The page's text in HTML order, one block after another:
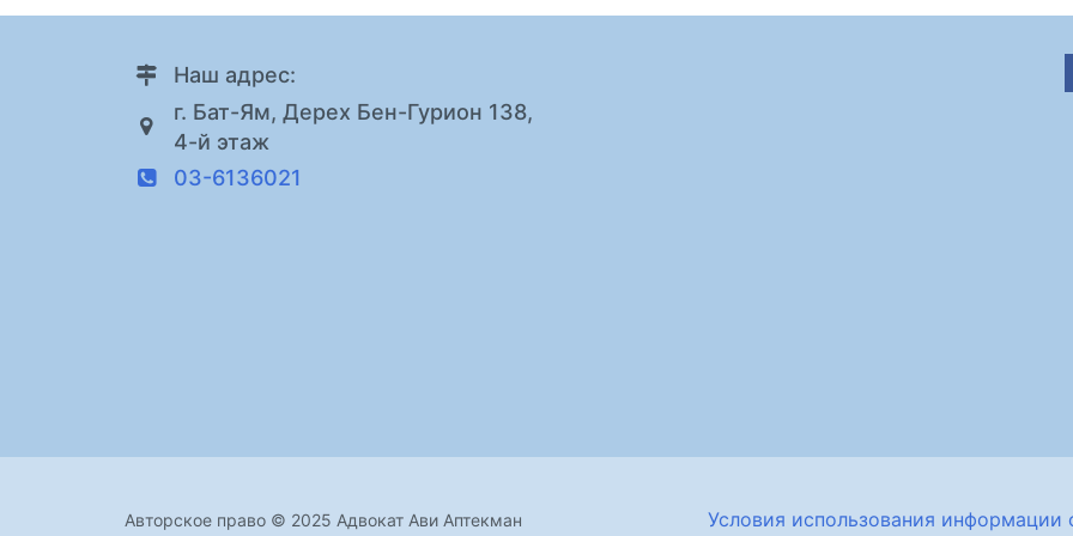
Наш адрес:
г. Бат-Ям, Дерех Бен-Гурион 138,
4-й этаж
03-6136021
Авторское право © 2025 Адвокат Ави Аптекман Условия использования информации